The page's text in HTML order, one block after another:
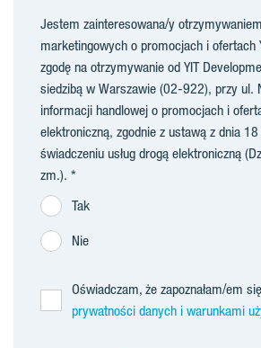
Jestem zainteresowana/y
marketingowych o promocjach i ofertach
zgodę na otrzymywanie od YIT
siedzibą w Warszawie (02-922), przy ul.
informacji handlowej o promocjach i
elektroniczną, zgodnie z ustawą z dnia
świadczeniu usług drogą elektroniczną
zm.).
Tak
Nie
Oświadczam, że zapoznałam/em
prywatności danych i warunkami